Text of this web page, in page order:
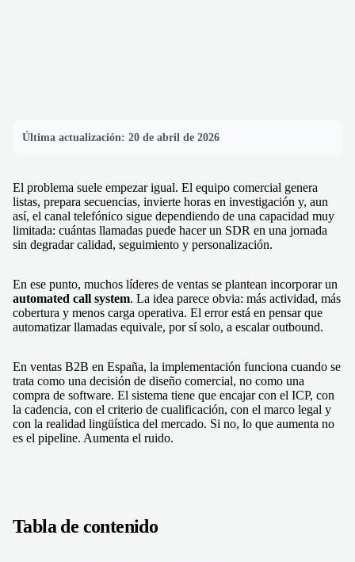
Última actualización: 20 de abril de 2026
El problema suele empezar igual. El equipo comercial genera
listas, prepara secuencias, invierte horas en investigación y, aun
así, el canal telefónico sigue dependiendo de una capacidad muy
limitada: cuántas llamadas puede hacer un SDR en una jornada
sin degradar calidad, seguimiento y personalización.
En ese punto, muchos líderes de ventas se plantean incorporar un
automated call system. La idea parece obvia: más actividad, más
cobertura y menos carga operativa. El error está en pensar que
automatizar llamadas equivale, por sí solo, a escalar outbound.
En ventas B2B en España, la implementación funciona cuando se
trata como una decisión de diseño comercial, no como una
compra de software. El sistema tiene que encajar con el ICP, con
la cadencia, con el criterio de cualificación, con el marco legal y
con la realidad lingüística del mercado. Si no, lo que aumenta no
es el pipeline. Aumenta el ruido.
Tabla de contenido